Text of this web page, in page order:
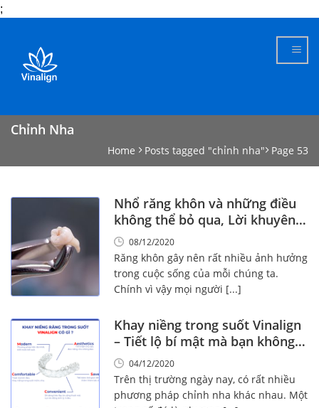
;
content
Chỉnh Nha
Home Posts tagged "chỉnh nha" Page 53
Nhổ răng khôn và những điều
không thể bỏ qua, Lời khuyên
từ chuyên gia
08/12/2020
Răng khôn gây nên rất nhiều ảnh hưởng
trong cuộc sống của mỗi chúng ta.
Chính vì vậy mọi người [...]
Khay niềng trong suốt Vinalign
– Tiết lộ bí mật mà bạn không
ngờ tới
04/12/2020
Trên thị trường ngày nay, có rất nhiều
phương pháp chỉnh nha khác nhau. Một